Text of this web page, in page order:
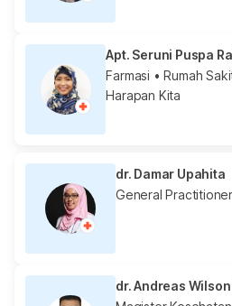
Apt. Seruni Puspa
Farmasi • Rumah
Harapan Kita
dr. Damar Upahita
General Practitioner
dr. Andreas